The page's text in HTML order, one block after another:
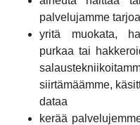
palvelujamme
yritä muokata,
purkaa tai
siirtämäämme,
dataa
kerää